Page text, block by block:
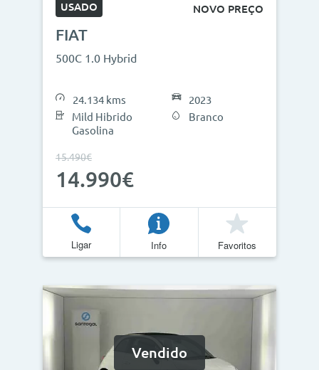
USADO NOVO PREÇO
FIAT
500C 1.0 Hybrid
24.134 kms
Mild Hibrido
Gasolina
2023
Branco
15.490€
14.990€
Ligar Info Favoritos
Vendido